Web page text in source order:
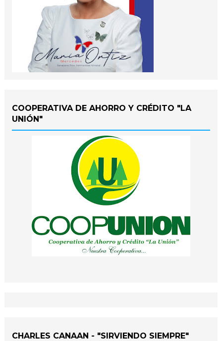
COOPERATIVA DE AHORRO Y CRÉDITO "LA
UNIÓN"
CHARLES CANAAN - "SIRVIENDO SIEMPRE"